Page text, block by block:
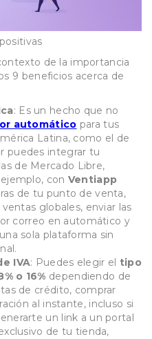
de la importancia
9 beneficios acerca de
: Es un hecho que no
automático para tus
Latina, como el de
puedes integrar tu
de Mercado Libre,
con Ventiapp
de tu punto de venta,
globales, enviar las
correo en automático y
sola plataforma sin
IVA: Puedes elegir el tipo
o 16% dependiendo de
de crédito, comprar
al instante, incluso si
un link a un portal
de tu tienda,